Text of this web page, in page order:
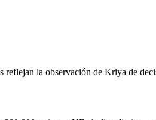
la observación de Kriya de